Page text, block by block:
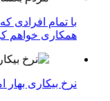
با تمام افرادی
همکاری خواهم
نرخ بیکاری